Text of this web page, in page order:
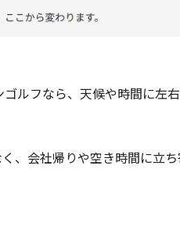
ルフなら、天候や時間に左
、会社帰りや空き時間に立